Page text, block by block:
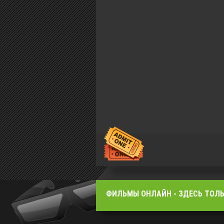
ФИЛЬМЫ OНЛАЙН - ЗДЕСЬ